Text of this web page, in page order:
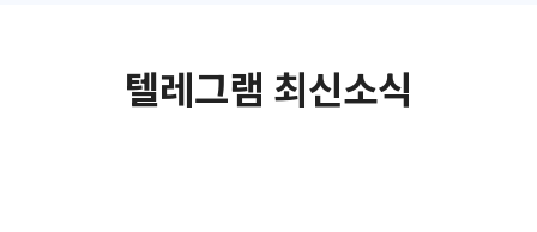
텔레그램 최신소식